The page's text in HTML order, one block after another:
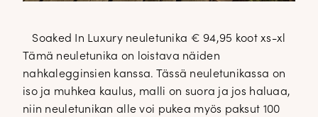
Soaked In Luxury neuletunika € 94,95 koot xs-xl
Tämä neuletunika on loistava näiden
nahkalegginsien kanssa. Tässä neuletunikassa on
iso ja muhkea kaulus, malli on suora ja jos haluaa,
niin neuletunikan alle voi pukea myös paksut 100